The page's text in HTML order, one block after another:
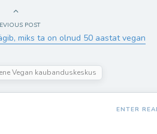
POST
miks ta on olnud 50 aastat vegan
Vegan kaubanduskeskus
ENTER